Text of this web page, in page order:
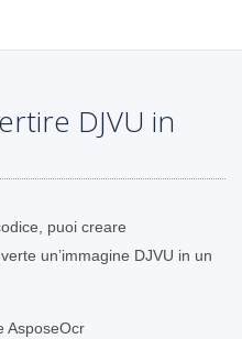
DJVU in
puoi creare
un’immagine DJVU in un
AsposeOcr